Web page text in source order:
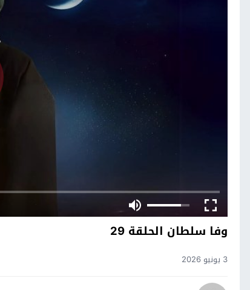
وفا سلطان الحلقة 29
3 يونيو 2026